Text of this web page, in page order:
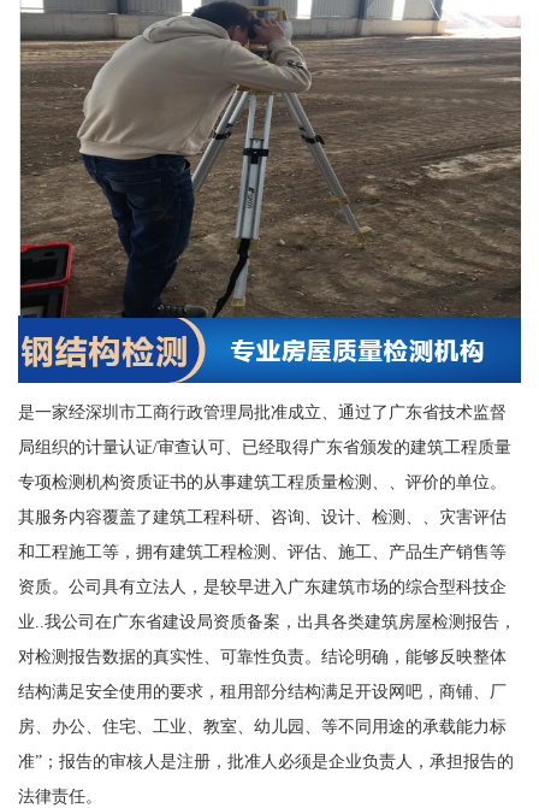
是一家经深圳市工商行政管理局批准成立、通过了广东省技术监督
局组织的计量认证/审查认可、已经取得广东省颁发的建筑工程质量
专项检测机构资质证书的从事建筑工程质量检测、、评价的单位。
其服务内容覆盖了建筑工程科研、咨询、设计、检测、、灾害评估
和工程施工等，拥有建筑工程检测、评估、施工、产品生产销售等
资质。公司具有立法人，是较早进入广东建筑市场的综合型科技企
业..我公司在广东省建设局资质备案，出具各类建筑房屋检测报告，
对检测报告数据的真实性、可靠性负责。结论明确，能够反映整体
结构满足安全使用的要求，租用部分结构满足开设网吧，商铺、厂
房、办公、住宅、工业、教室、幼儿园、等不同用途的承载能力标
准”；报告的审核人是注册，批准人必须是企业负责人，承担报告的
法律责任。